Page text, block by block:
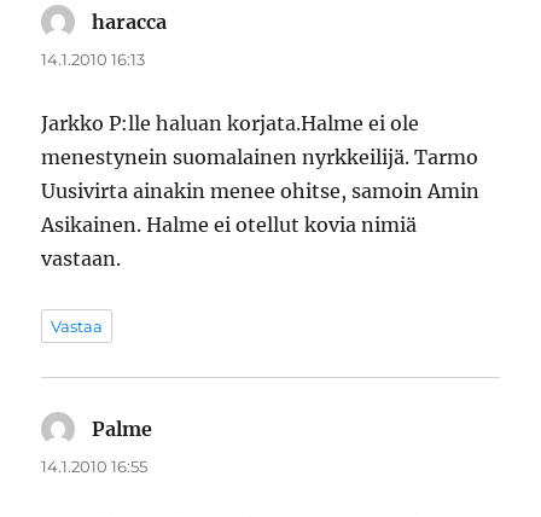
haracca
14.1.2010 16:13
Jarkko P:lle haluan korjata.Halme ei ole
menestynein suomalainen nyrkkeilijä. Tarmo
Uusivirta ainakin menee ohitse, samoin Amin
Asikainen. Halme ei otellut kovia nimiä
vastaan.
Vastaa
Palme
14.1.2010 16:55